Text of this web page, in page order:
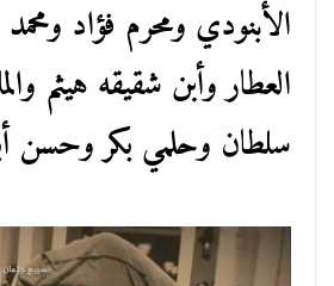
الأبنودي ومحرم فؤاد
العطار وأبن شقيقه هيثم
سلطان وحلمي بكر وحسن